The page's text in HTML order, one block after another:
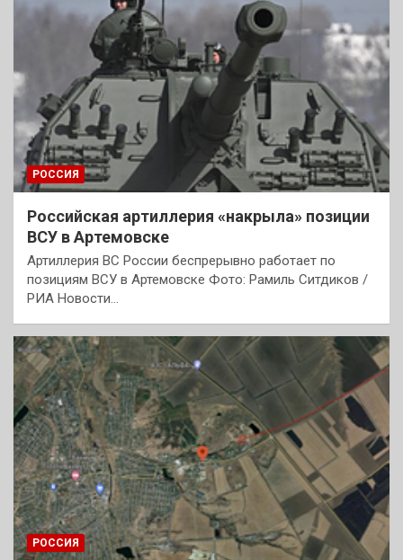
РОССИЯ
Российская артиллерия «накрыла» позиции
ВСУ в Артемовске
Артиллерия ВС России беспрерывно работает по
позициям ВСУ в Артемовске Фото: Рамиль Ситдиков /
РИА Новости…
РОССИЯ